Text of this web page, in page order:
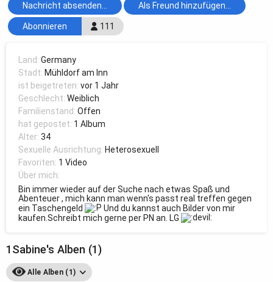
111
Abonnieren
Nachricht absenden... Als Freund hinzufügen...
Land:Germany
Stadt: Mühldorf am Inn
ist beigetreten:vor 1 Jahr
Geschlecht:Weiblich
Familienstand:Offen
hat gepostet: 1 Album
Alter:34
Sexuelle Ausrichtung: Heterosexuell
Favoriten: 1 Video
Über mich:
Bin immer wieder auf der Suche nach etwas Spaß und
Abenteuer , mich kann man wenn's passt real treffen gegen
ein Taschengeld
Und du kannst auch Bilder von mir
kaufen.Schreibt mich gerne per PN an. LG
1Sabine's Alben (1)
Alle Alben (1)